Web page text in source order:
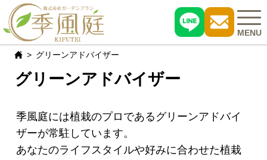
MENU
施工事例
お客様の声
グリーンアドバイザー
グリーンアドバイザー
季風庭には植栽のプロであるグリーンアドバイ
ザーが常駐しています。
あなたのライフスタイルや好みに合わせた植栽